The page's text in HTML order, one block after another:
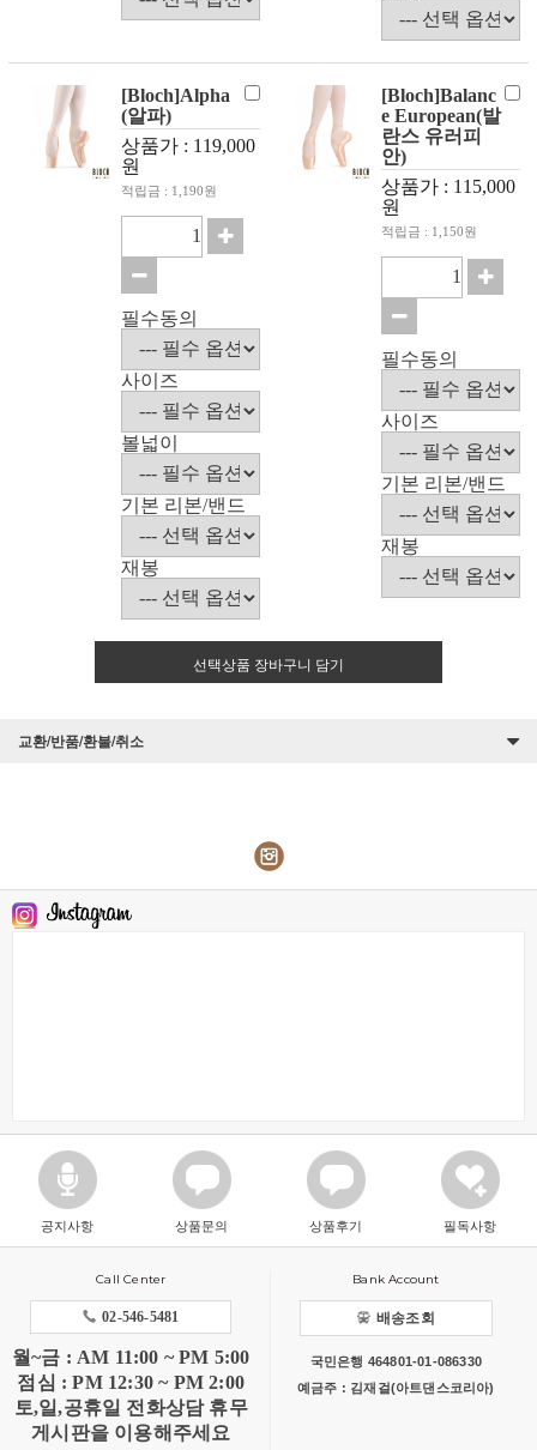
[Bloch]Alpha
(알파)
상품가 : 119,000
원
적립금 : 1,190원
필수동의
사이즈
볼넓이
기본 리본/밴드
재봉
[Bloch]Balanc
e European(발
란스 유러피
안)
상품가 : 115,000
원
적립금 : 1,150원
필수동의
사이즈
기본 리본/밴드
재봉
선택상품 장바구니 담기
교환/반품/환불/취소
공지사항 상품문의 상품후기 필독사항
Call Center
02-546-5481
월~금 : AM 11:00 ~ PM 5:00
점심 : PM 12:30 ~ PM 2:00
토,일,공휴일 전화상담 휴무
게시판을 이용해주세요
Bank Account
배송조회
국민은행 464801-01-086330
예금주 : 김재걸(아트댄스코리아)